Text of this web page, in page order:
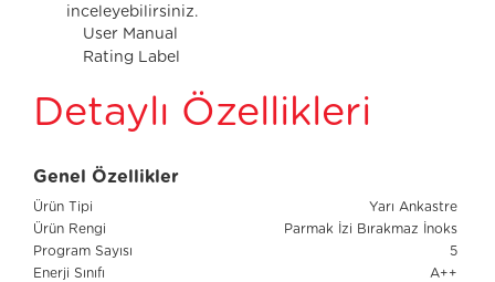
inceleyebilirsiniz.
User Manual
Rating Label
Detaylı Özellikleri
Genel Özellikler
Ürün Tipi
Yarı Ankastre
Ürün Rengi
Parmak İzi Bırakmaz İnoks
Program Sayısı
5
Enerji Sınıfı
A++